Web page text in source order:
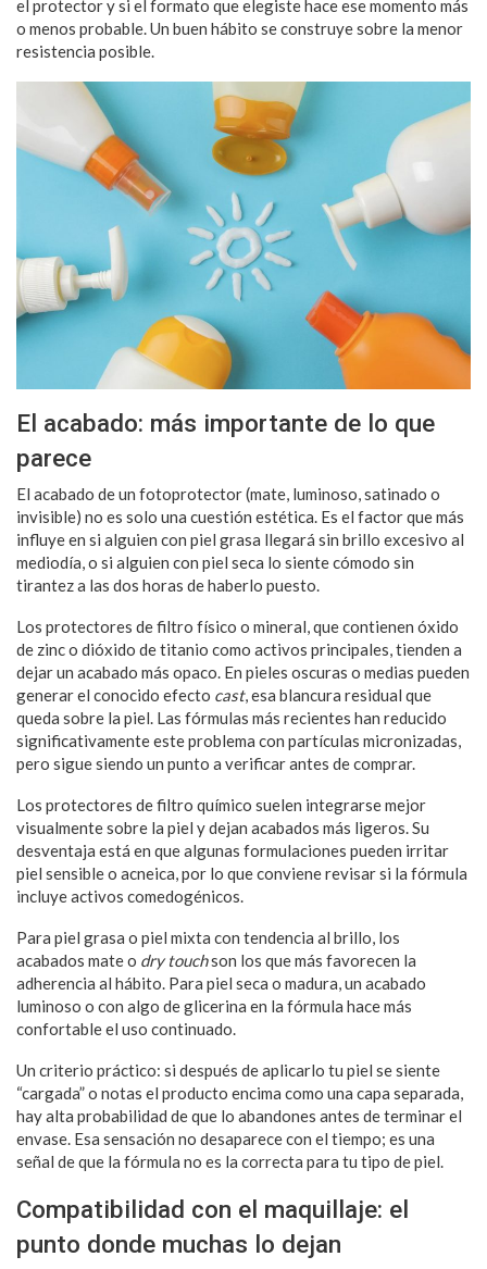
el protector y si el formato que elegiste hace ese momento más
o menos probable. Un buen hábito se construye sobre la menor
resistencia posible.
El acabado: más importante de lo que
parece
El acabado de un fotoprotector (mate, luminoso, satinado o
invisible) no es solo una cuestión estética. Es el factor que más
influye en si alguien con piel grasa llegará sin brillo excesivo al
mediodía, o si alguien con piel seca lo siente cómodo sin
tirantez a las dos horas de haberlo puesto.
Los protectores de filtro físico o mineral, que contienen óxido
de zinc o dióxido de titanio como activos principales, tienden a
dejar un acabado más opaco. En pieles oscuras o medias pueden
generar el conocido efecto cast, esa blancura residual que
queda sobre la piel. Las fórmulas más recientes han reducido
significativamente este problema con partículas micronizadas,
pero sigue siendo un punto a verificar antes de comprar.
Los protectores de filtro químico suelen integrarse mejor
visualmente sobre la piel y dejan acabados más ligeros. Su
desventaja está en que algunas formulaciones pueden irritar
piel sensible o acneica, por lo que conviene revisar si la fórmula
incluye activos comedogénicos.
Para piel grasa o piel mixta con tendencia al brillo, los
acabados mate o dry touchson los que más favorecen la
adherencia al hábito. Para piel seca o madura, un acabado
luminoso o con algo de glicerina en la fórmula hace más
confortable el uso continuado.
Un criterio práctico: si después de aplicarlo tu piel se siente
“cargada” o notas el producto encima como una capa separada,
hay alta probabilidad de que lo abandones antes de terminar el
envase. Esa sensación no desaparece con el tiempo; es una
señal de que la fórmula no es la correcta para tu tipo de piel.
Compatibilidad con el maquillaje: el
punto donde muchas lo dejan